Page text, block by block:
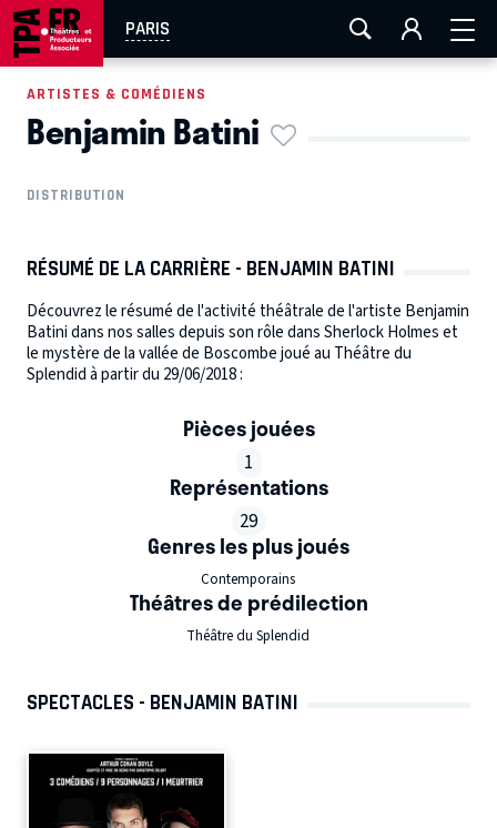
PARIS
AIX-MARSEILLE LA ROCHELLE
EN TOURNÉE
ARTISTES & COMÉDIENS
Benjamin Batini
DISTRIBUTION
RÉSUMÉ DE LA CARRIÈRE - BENJAMIN BATINI
Découvrez le résumé de l'activité théâtrale de l'artiste Benjamin
Batini dans nos salles depuis son rôle dans Sherlock Holmes et
le mystère de la vallée de Boscombe joué au Théâtre du
Splendid à partir du 29/06/2018 :
Pièces jouées
1
Représentations
29
Genres les plus joués
Contemporains
Théâtres de prédilection
Théâtre du Splendid
SPECTACLES - BENJAMIN BATINI